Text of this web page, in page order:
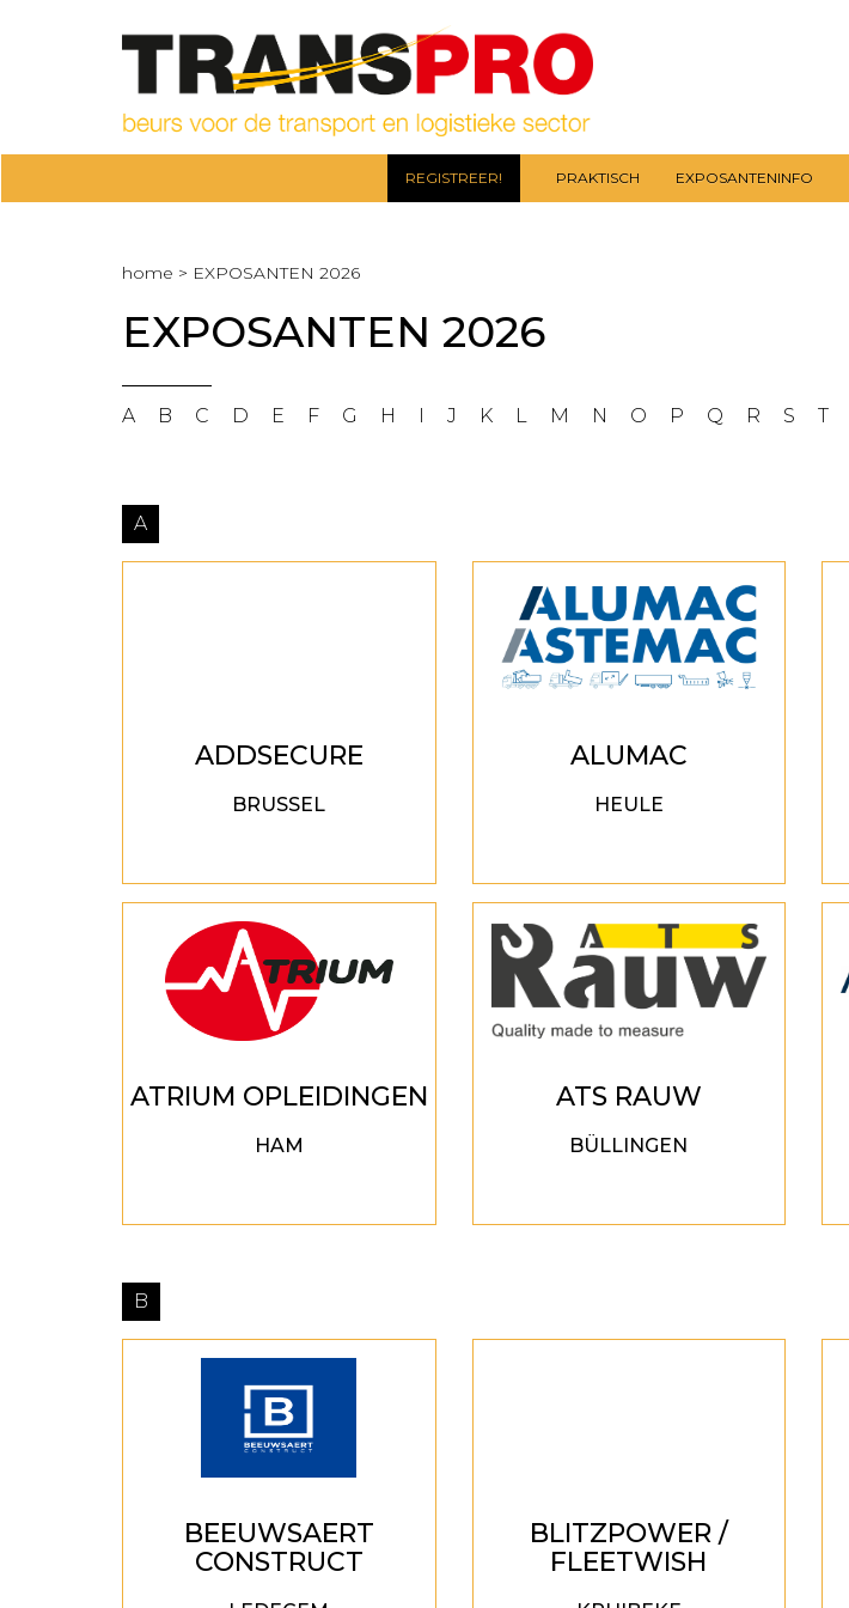
REGISTREER! PRAKTISCH EXPOSANTENINFO
home > EXPOSANTEN 2026
EXPOSANTEN 2026
A B C D E F G H I J K L M N O P Q R S T
A
ADDSECURE
BRUSSEL
ALUMAC
HEULE
ATRIUM OPLEIDINGEN
HAM
ATS RAUW
BÜLLINGEN
B
BEEUWSAERT
CONSTRUCT
BLITZPOWER /
FLEETWISH